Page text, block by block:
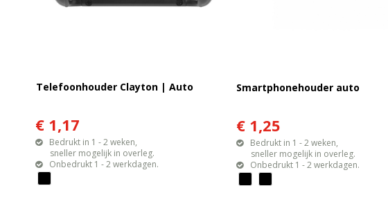
Telefoonhouder Clayton | Auto
€ 1,17
Bedrukt in 1 - 2 weken,
sneller mogelijk in overleg.
Onbedrukt 1 - 2 werkdagen.
Smartphonehouder auto
€ 1,25
Bedrukt in 1 - 2 weken,
sneller mogelijk in overleg.
Onbedrukt 1 - 2 werkdagen.